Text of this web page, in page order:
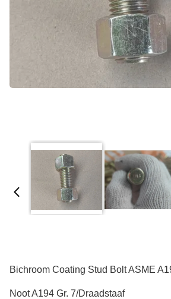
Bichroom Coating Stud Bolt ASME
Noot A194 Gr. 7/draadstaaf